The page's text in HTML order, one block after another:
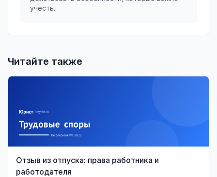
учесть.
Читайте также
Отзыв из отпуска: права работника и
работодателя